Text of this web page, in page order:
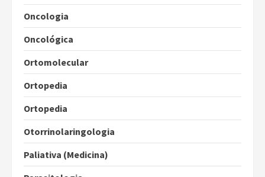
Oncologia
Oncológica
Ortomolecular
Ortopedia
Ortopedia
Otorrinolaringologia
Paliativa (Medicina)